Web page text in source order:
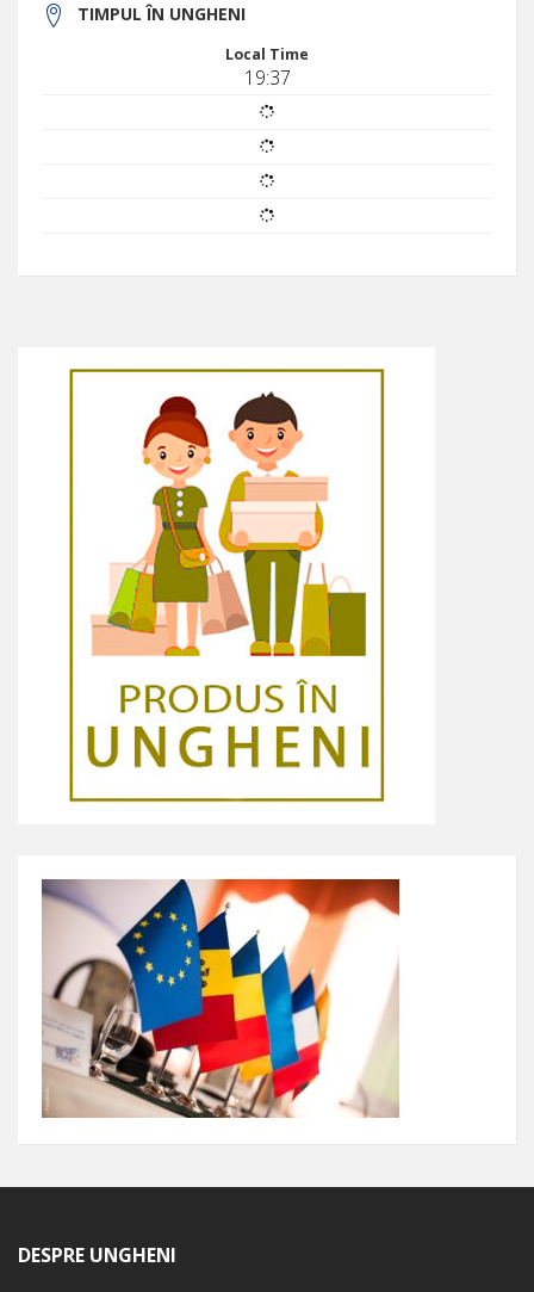
TIMPUL ÎN UNGHENI
Local Time
19:37
DESPRE UNGHENI